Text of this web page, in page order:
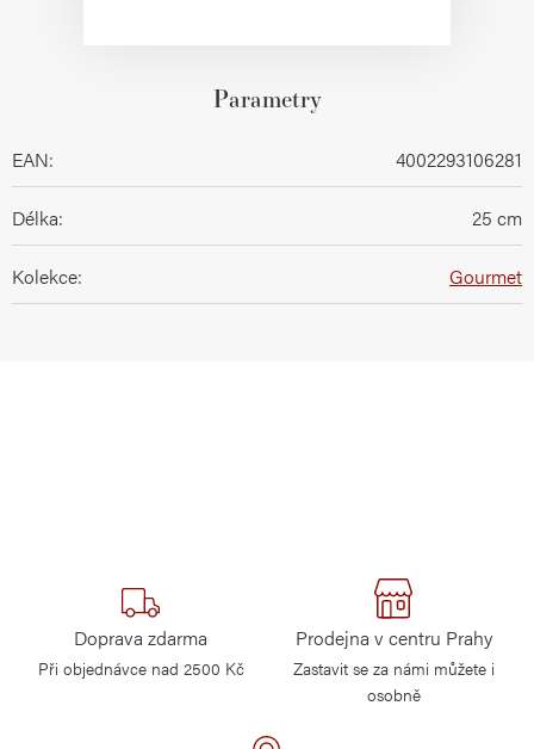
Parametry
EAN: 4002293106281
Délka: 25 cm
Kolekce: Gourmet
Doprava zdarma
Při objednávce nad 2500 Kč
Prodejna v centru Prahy
Zastavit se za námi můžete i
osobně